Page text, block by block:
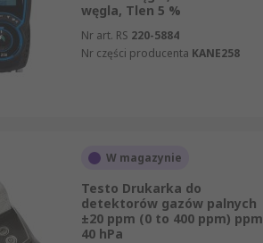
węgla, Tlen 5 %
Nr art. RS 220-5884
Nr części producenta KANE258
W magazynie
Testo Drukarka do
detektorów gazów palnych
±20 ppm (0 to 400 ppm) ppm
40 hPa